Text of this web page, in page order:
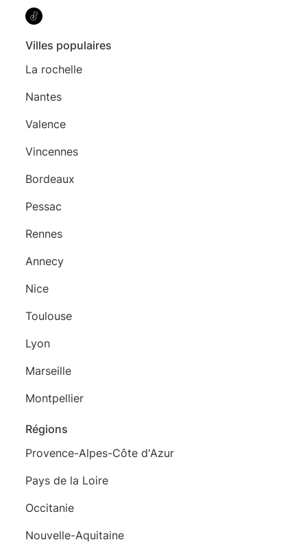
Villes populaires
La rochelle
Nantes
Valence
Vincennes
Bordeaux
Pessac
Rennes
Annecy
Nice
Toulouse
Lyon
Marseille
Montpellier
Régions
Provence-Alpes-Côte d'Azur
Pays de la Loire
Occitanie
Nouvelle-Aquitaine